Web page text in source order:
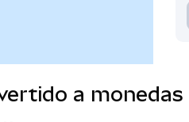
a monedas